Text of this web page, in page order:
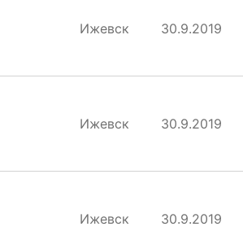
Ижевск 30.9.2019
Ижевск 30.9.2019
Ижевск 30.9.2019